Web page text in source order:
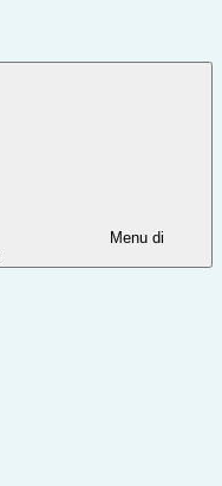
Menu di